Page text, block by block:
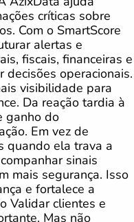
críticas sobre
Com o SmartScore
alertas e
fiscais, financeiras e
decisões operacionais.
visibilidade para
Da reação tardia à
ganho do
Em vez de
quando ela trava a
sinais
mais segurança. Isso
e fortalece a
Validar clientes e
Mas não